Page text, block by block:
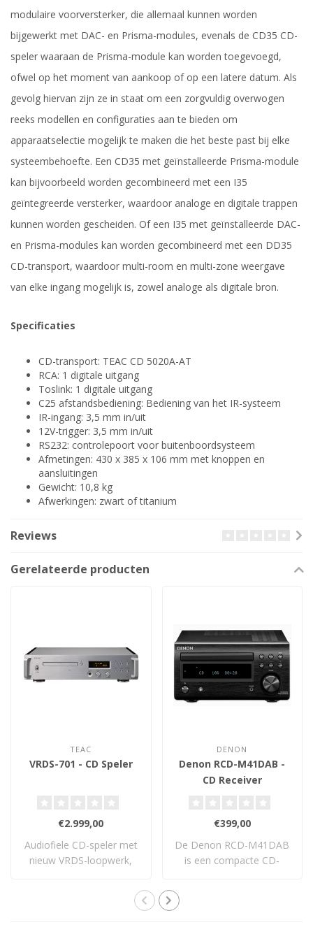
modulaire voorversterker, die allemaal kunnen worden
bijgewerkt met DAC- en Prisma-modules, evenals de CD35 CD-
speler waaraan de Prisma-module kan worden toegevoegd,
ofwel op het moment van aankoop of op een latere datum. Als
gevolg hiervan zijn ze in staat om een zorgvuldig overwogen
reeks modellen en configuraties aan te bieden om
apparaatselectie mogelijk te maken die het beste past bij elke
systeembehoefte. Een CD35 met geïnstalleerde Prisma-module
kan bijvoorbeeld worden gecombineerd met een I35
geïntegreerde versterker, waardoor analoge en digitale trappen
kunnen worden gescheiden. Of een I35 met geïnstalleerde DAC-
en Prisma-modules kan worden gecombineerd met een DD35
CD-transport, waardoor multi-room en multi-zone weergave
van elke ingang mogelijk is, zowel analoge als digitale bron.
Specificaties
CD-transport: TEAC CD 5020A-AT
RCA: 1 digitale uitgang
Toslink: 1 digitale uitgang
C25 afstandsbediening: Bediening van het IR-systeem
IR-ingang: 3,5 mm in/uit
12V-trigger: 3,5 mm in/uit
RS232: controlepoort voor buitenboordsysteem
Afmetingen: 430 x 385 x 106 mm met knoppen en
aansluitingen
Gewicht: 10,8 kg
Afwerkingen: zwart of titanium
Reviews
Gerelateerde producten
TEAC
VRDS-701 - CD Speler
€2.999,00
Audiofiele CD-speler met
nieuw VRDS-loopwerk,
DENON
Denon RCD-M41DAB -
CD Receiver
€399,00
De Denon RCD-M41DAB
is een compacte CD-